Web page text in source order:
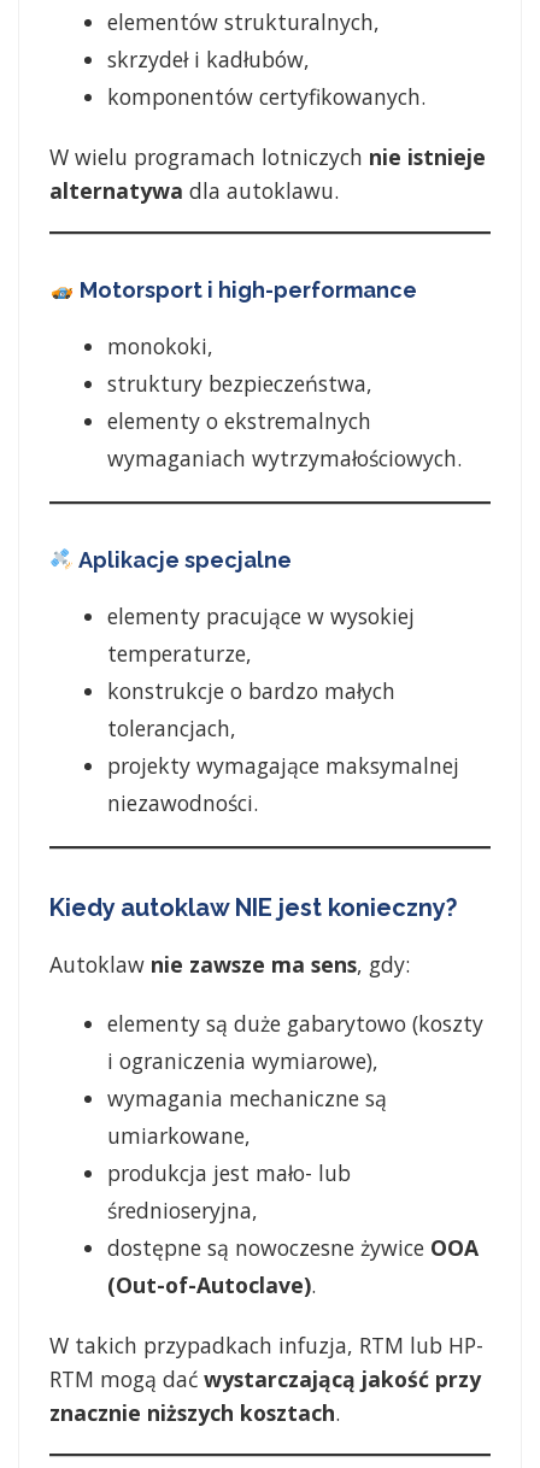
elementów strukturalnych,
skrzydeł i kadłubów,
komponentów certyfikowanych.
W wielu programach lotniczych nie istnieje
alternatywa dla autoklawu.
Motorsport i high-performance
monokoki,
struktury bezpieczeństwa,
elementy o ekstremalnych
wymaganiach wytrzymałościowych.
Aplikacje specjalne
elementy pracujące w wysokiej
temperaturze,
konstrukcje o bardzo małych
tolerancjach,
projekty wymagające maksymalnej
niezawodności.
Kiedy autoklaw NIE jest konieczny?
Autoklaw nie zawsze ma sens, gdy:
elementy są duże gabarytowo (koszty
i ograniczenia wymiarowe),
wymagania mechaniczne są
umiarkowane,
produkcja jest mało- lub
średnioseryjna,
dostępne są nowoczesne żywice OOA
(Out-of-Autoclave).
W takich przypadkach infuzja, RTM lub HP-
RTM mogą dać wystarczającą jakość przy
znacznie niższych kosztach.